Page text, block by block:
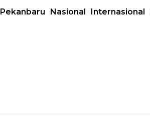
Pekanbaru Nasional Internasional